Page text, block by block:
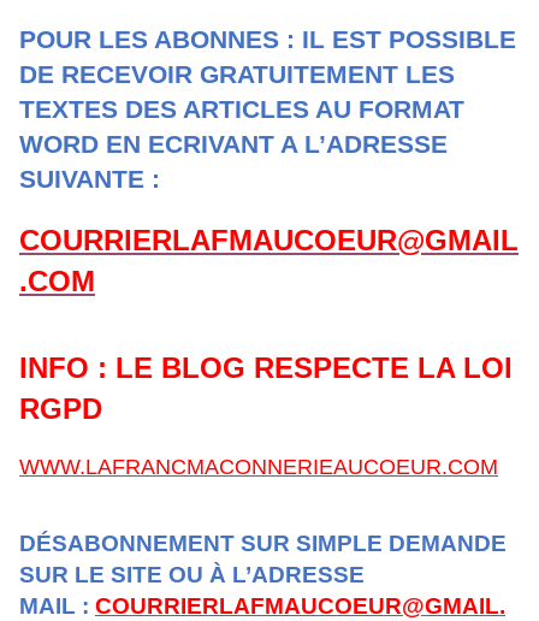
POUR LES ABONNES : IL EST POSSIBLE
DE RECEVOIR GRATUITEMENT LES
TEXTES DES ARTICLES AU FORMAT
WORD EN ECRIVANT A L’ADRESSE
SUIVANTE :
COURRIERLAFMAUCOEUR@GMAIL
.COM
INFO : LE BLOG RESPECTE LA LOI
RGPD
WWW.LAFRANCMACONNERIEAUCOEUR.COM
DÉSABONNEMENT SUR SIMPLE DEMANDE
SUR LE SITE OU À L’ADRESSE
MAIL : COURRIERLAFMAUCOEUR@GMAIL.